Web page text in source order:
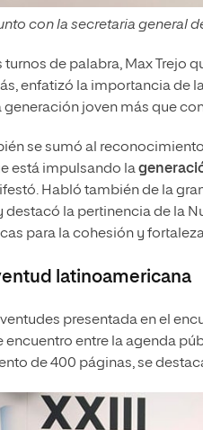
con la secretaria general
de palabra, Max Trejo
enfatizó la importancia de
generación joven más que
se sumó al
está impulsando la
Habló también de la
destacó la pertinencia de la
para la cohesión y
latinoamericana
presentada en el
encuentro entre la agenda
de 400 páginas, se